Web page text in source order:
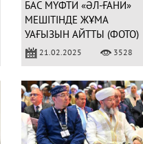
БАС МҮФТИ «ӘЛ-ҒАНИ»
МЕШІТІНДЕ ЖҰМА
УАҒЫЗЫН АЙТТЫ (ФОТО)
21.02.2025 3528